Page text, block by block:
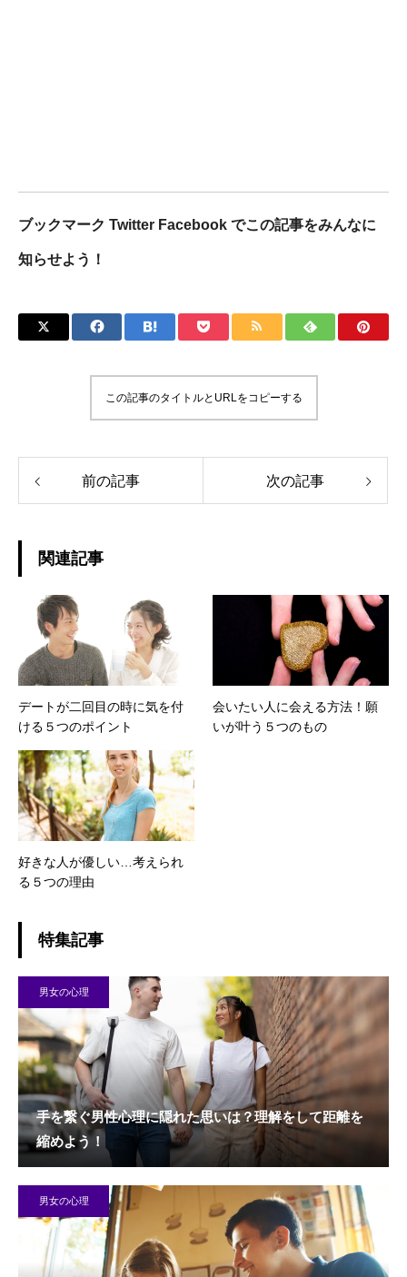
ブックマーク Twitter Facebook でこの記事をみんなに
知らせよう！
この記事のタイトルとURLをコピーする
前の記事 次の記事
関連記事
デートが二回目の時に気を付
ける５つのポイント
会いたい人に会える方法！願
いが叶う５つのもの
好きな人が優しい…考えられ
る５つの理由
特集記事
男女の心理
手を繋ぐ男性心理に隠れた思いは？理解をして距離を
縮めよう！
男女の心理